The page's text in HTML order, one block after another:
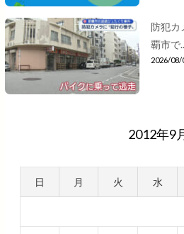
防犯カ
覇市で
2026/08/
2012年9
日 月 火 水